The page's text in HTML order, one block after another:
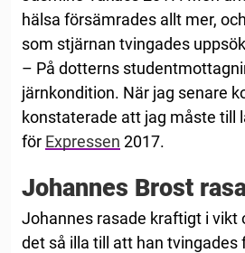
hälsa försämrades allt mer,
som stjärnan tvingades
– På dotterns
järnkondition. När jag senare
konstaterade att jag måste till
för Expressen 2017.
Johannes Brost
Johannes rasade kraftigt i vikt
det så illa till att han tvingades